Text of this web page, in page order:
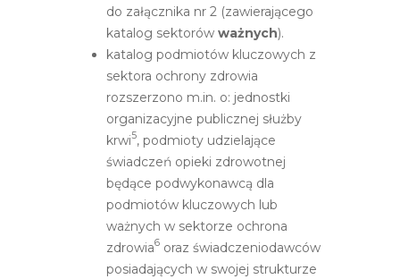
do załącznika nr 2 (zawierającego
katalog sektorów ważnych).
katalog podmiotów kluczowych z
sektora ochrony zdrowia
rozszerzono m.in. o: jednostki
organizacyjne publicznej służby
krwi5, podmioty udzielające
świadczeń opieki zdrowotnej
będące podwykonawcą dla
podmiotów kluczowych lub
ważnych w sektorze ochrona
zdrowia6 oraz świadczeniodawców
posiadających w swojej strukturze